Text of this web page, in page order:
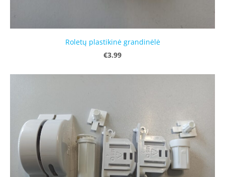
Roletų plastikinė grandinėlė
€3.99